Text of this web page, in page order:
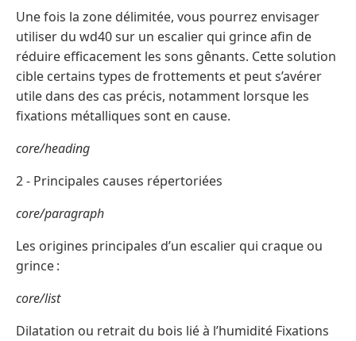
Une fois la zone délimitée, vous pourrez envisager
utiliser du wd40 sur un escalier qui grince afin de
réduire efficacement les sons gênants. Cette solution
cible certains types de frottements et peut s’avérer
utile dans des cas précis, notamment lorsque les
fixations métalliques sont en cause.
core/heading
2 - Principales causes répertoriées
core/paragraph
Les origines principales d’un escalier qui craque ou
grince :
core/list
Dilatation ou retrait du bois lié à l’humidité Fixations